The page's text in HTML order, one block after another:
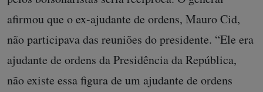
afirmou que o ex-ajudante de ordens, Mauro Cid,
não participava das reuniões do presidente. “Ele era
ajudante de ordens da Presidência da República,
não existe essa figura de um ajudante de ordens